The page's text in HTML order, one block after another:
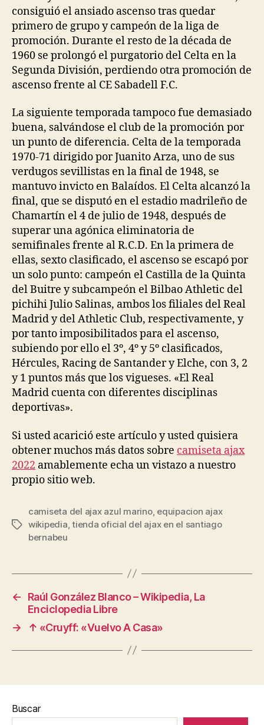
consiguió el ansiado ascenso tras quedar
primero de grupo y campeón de la liga de
promoción. Durante el resto de la década de
1960 se prolongó el purgatorio del Celta en la
Segunda División, perdiendo otra promoción de
ascenso frente al CE Sabadell F.C.
La siguiente temporada tampoco fue demasiado
buena, salvándose el club de la promoción por
un punto de diferencia. Celta de la temporada
1970-71 dirigido por Juanito Arza, uno de sus
verdugos sevillistas en la final de 1948, se
mantuvo invicto en Balaídos. El Celta alcanzó la
final, que se disputó en el estadio madrileño de
Chamartín el 4 de julio de 1948, después de
superar una agónica eliminatoria de
semifinales frente al R.C.D. En la primera de
ellas, sexto clasificado, el ascenso se escapó por
un solo punto: campeón el Castilla de la Quinta
del Buitre y subcampeón el Bilbao Athletic del
pichihi Julio Salinas, ambos los filiales del Real
Madrid y del Athletic Club, respectivamente, y
por tanto imposibilitados para el ascenso,
subiendo por ello el 3º, 4º y 5º clasificados,
Hércules, Racing de Santander y Elche, con 3, 2
y 1 puntos más que los vigueses. «El Real
Madrid cuenta con diferentes disciplinas
deportivas».
Si usted acarició este artículo y usted quisiera
obtener muchos más datos sobre camiseta ajax
2022 amablemente echa un vistazo a nuestro
propio sitio web.
Etiquetas
camiseta del ajax azul marino, equipacion ajax
wikipedia ,tienda oficial del ajax en el santiago
bernabeu
←
Raúl González Blanco – Wikipedia, La
Enciclopedia Libre
→
↑ «Cruyff: «Vuelvo A Casa»
Buscar